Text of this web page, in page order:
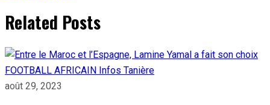
Related Posts
FOOTBALL AFRICAIN Infos Tanière
août 29, 2023